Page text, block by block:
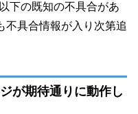
下の既知の不具合があ
不具合情報が入り次第追
が期待通りに動作し